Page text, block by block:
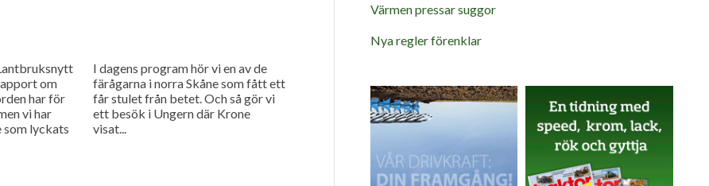
om
har för
vi har
som lyckats
I dagens program hör vi en av de
färågarna i norra Skåne som fått ett
får stulet från betet. Och så gör vi
ett besök i Ungern där Krone
visat...
Värmen pressar suggor
Nya regler förenklar